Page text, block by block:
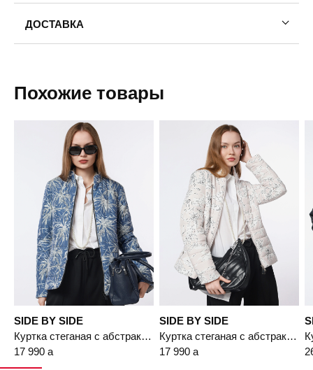
ДОСТАВКА
Пермь — бесплатно
Доставка в другие города
Похожие товары
SIDE BY SIDE
Куртка стеганая с абстрактным принтом синего цвета
17 990 a
SIDE BY SIDE
Куртка стеганая с абстрактным принтом бежевого цвета
17 990 a